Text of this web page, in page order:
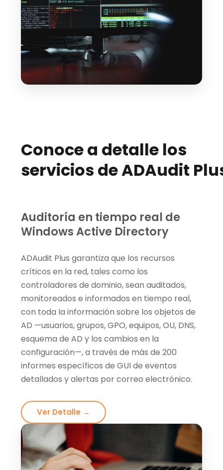
Conoce a detalle los
servicios de ADAudit
Auditoría en tiempo real de
Windows Active Directory
ADAudit Plus garantiza que los recursos
críticos en la red, tales como los
controladores de dominio, sean auditados,
monitoreados e informados en tiempo real,
con toda la información sobre los objetos de
AD —usuarios, grupos, GPO, equipos, OU, DNS,
esquema de AD y los cambios en la
configuración—, a través de más de 200
informes específicos de GUI de eventos
detallados y alertas por correo electrónico.
Ver Detalle →